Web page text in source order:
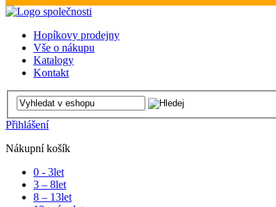
Hopíkovy prodejny
Vše o nákupu
Katalogy
Kontakt
Přihlášení
Nákupní košík
0 - 3let
3 – 8let
8 – 13let